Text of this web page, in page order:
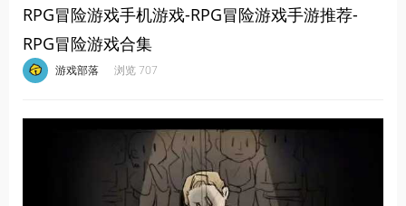
RPG冒险游戏手机游戏-RPG冒险游戏手游推荐-
RPG冒险游戏合集
游戏部落 浏览 707